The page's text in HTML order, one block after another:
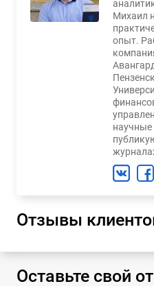
Михаил
опыт.
Отзывы
Оставьте свой